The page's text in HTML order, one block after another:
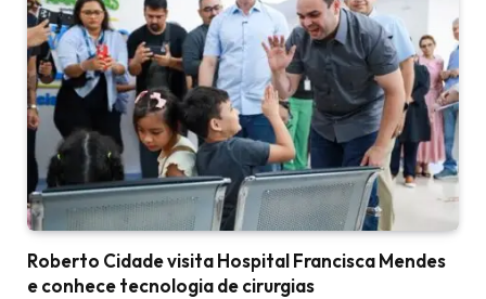
Roberto Cidade visita Hospital Francisca Mendes
e conhece tecnologia de cirurgias